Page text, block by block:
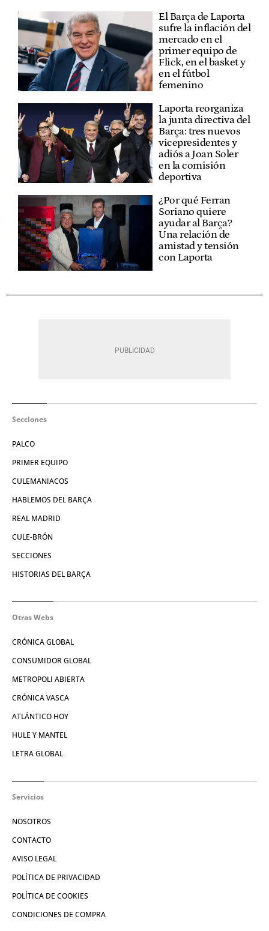
El Barça de Laporta
sufre la inflación del
mercado en el
primer equipo de
Flick, en el basket y
en el fútbol
femenino
Laporta reorganiza
la junta directiva del
Barça: tres nuevos
vicepresidentes y
adiós a Joan Soler
en la comisión
deportiva
¿Por qué Ferran
Soriano quiere
ayudar al Barça?
Una relación de
amistad y tensión
con Laporta
Secciones
PALCO
PRIMER EQUIPO
CULEMANIACOS
HABLEMOS DEL BARÇA
REAL MADRID
CULE-BRÓN
SECCIONES
HISTORIAS DEL BARÇA
Otras Webs
CRÓNICA GLOBAL
CONSUMIDOR GLOBAL
METROPOLI ABIERTA
CRÓNICA VASCA
ATLÁNTICO HOY
HULE Y MANTEL
LETRA GLOBAL
Servicios
NOSOTROS
CONTACTO
AVISO LEGAL
POLÍTICA DE PRIVACIDAD
POLÍTICA DE COOKIES
CONDICIONES DE COMPRA